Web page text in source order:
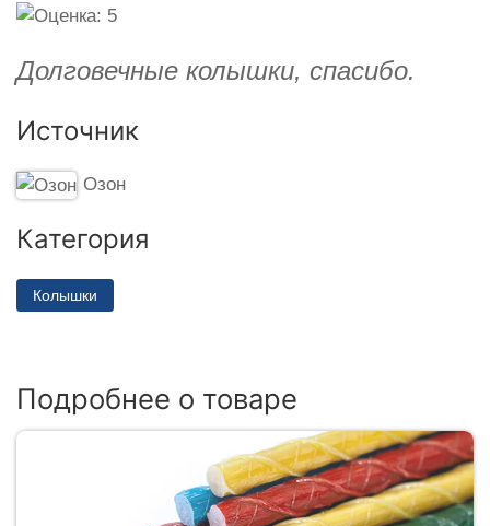
Долговечные колышки, спасибо.
Источник
Озон
Категория
Колышки
Подробнее о товаре